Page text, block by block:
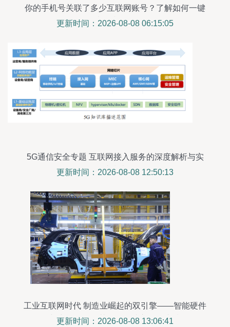
你的手机号关联了多少互联网账号？了解如何一键
查询和管理
更新时间：2026-08-08 06:15:05
5G通信安全专题 互联网接入服务的深度解析与实
践指南
更新时间：2026-08-08 12:50:13
工业互联网时代 制造业崛起的双引擎——智能硬件
与中间件，及其互联网接入服务支撑
更新时间：2026-08-08 13:06:41